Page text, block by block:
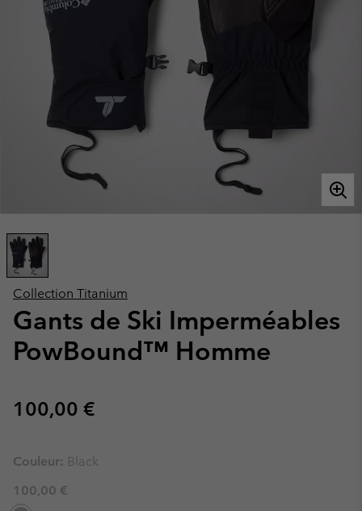
Collection Titanium
Gants de Ski Imperméables
PowBound™ Homme
Regular price:
100,00 €
Couleur: Black
100,00 €